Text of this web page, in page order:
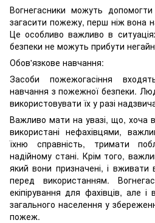
Вогнегасники можуть
загасити пожежу, перш ніж вона
Це особливо важливо в
безпеки не можуть прибути
Обов'язкове навчання:
Засоби пожежогасіння
навчання з пожежної безпеки.
використовувати їх у разі
Важливо мати на увазі, що, хоча
використані нефахівцями,
їхню справність, тримати
надійному стані. Крім того,
який вони призначені, і вживати
перед використанням.
екіпірування для фахівців, але
загального населення у
пожеж.